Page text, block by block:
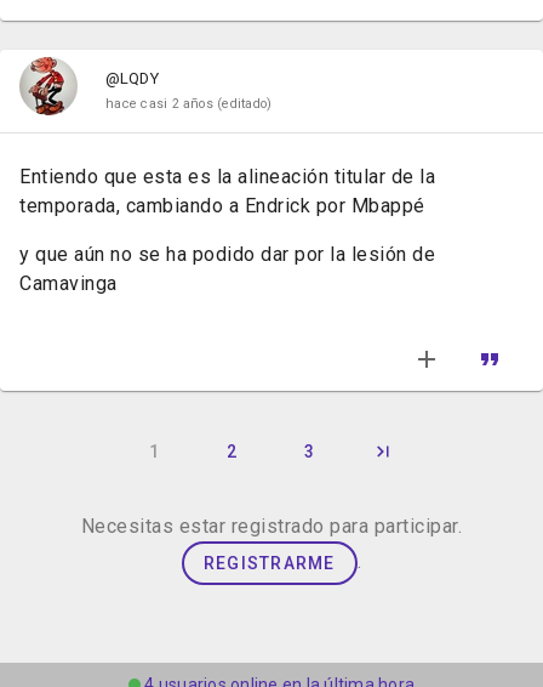
@LQDY
hace casi 2 años (editado)
Entiendo que esta es la alineación titular de la
temporada, cambiando a Endrick por Mbappé
y que aún no se ha podido dar por la lesión de
Camavinga
1 2 3
Necesitas estar registrado para participar.
REGISTRARME .